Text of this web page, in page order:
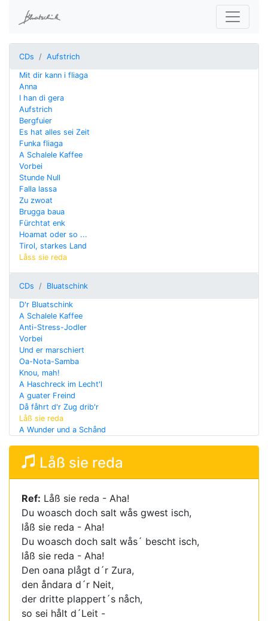
CDs Aufstrich
Mit dir kann i fliaga
Anna
I han di gera
Aufstrich
Bergfuier
Es hat alles sei Zeit
Funka fliaga
A Schalele Kaffee
Vorbei
Stunde Null
Falla lassa
Zu zwoat
Brugga baua
Fürchtat enk
Hoamat oder so ...
Tirol, starkes Land
Låss sie reda
CDs Bluatschink
D'r Bluatschink
A Schalele Kaffee
Anti-Stress-Jodler
Vorbei
Und er marschiert
Oa-Nota-Samba
Knou, mah!
A Haschreck im Lecht'l
A guater Freind
Då fåhrt d'r Zug drib'r
Låß sie reda
A Wunder und a Schånd
Låß sie reda
Ref: Låß sie reda - Aha!
Du woasch doch salt wås gwest isch,
låß sie reda - Aha!
Du woasch doch salt wås´ bescht isch,
låß sie reda - Aha!
Den oana plågt d´r Zura,
den åndara d´r Neit,
der dritte plappert´s nåch,
so sei hålt d´Leit -